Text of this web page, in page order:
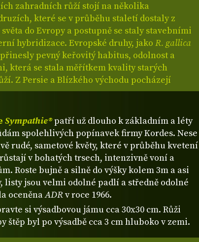
zahradních růží stojí na několika
které se v průběhu staletí dostaly z
do Evropy a postupně se staly stavebními
hybridizace. Evropské druhy, jako R. gallica
pevný keřovitý habitus, odolnost a
která se stala měřítkem kvality starých
Z Persie a Blízkého východu pocházejí
Sympathie®patří už dlouho k základním a léty
spolehlivých popínavek firmy Kordes. Nese
rudé, sametové květy, které v průběhu kvetení
v bohatých trsech, intenzivně voní a
Roste bujně a silně do výšky kolem 3m a asi
listy jsou velmi odolné padlí a středně odolné
oceněnaADRv roce 1966.
si výsadbovou jámu cca 30x30 cm. Růži
štěp byl po výsadbě cca 3 cm hluboko v zemi.